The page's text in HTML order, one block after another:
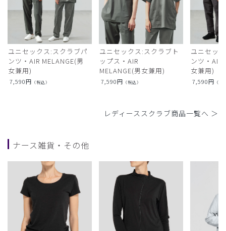
ユニセックス:スクラブパ
ンツ・AIR MELANGE(男
女兼用)
7,590円 （税込）
ユニセックス:スクラブト
ップス・AIR
MELANGE(男女兼用)
7,590円 （税込）
ユニセッ
ンツ・AIR
女兼用)
7,590円 （税
レディーススクラブ商品一覧へ ＞
ナース雑貨・その他